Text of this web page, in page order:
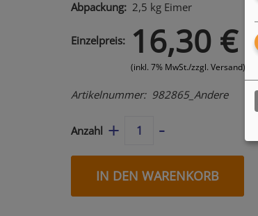
2,5 kg Eimer
Einzelpreis 16,30 €
(inkl. 7% MwSt./zzgl. Versand)
Artikelnummer 982865_Andere
Anzahl + -
IN DEN WARENKORB